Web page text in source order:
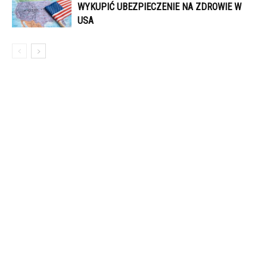
WYKUPIĆ UBEZPIECZENIE NA ZDROWIE W
USA